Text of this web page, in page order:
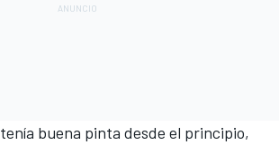
tenía buena pinta desde el principio,